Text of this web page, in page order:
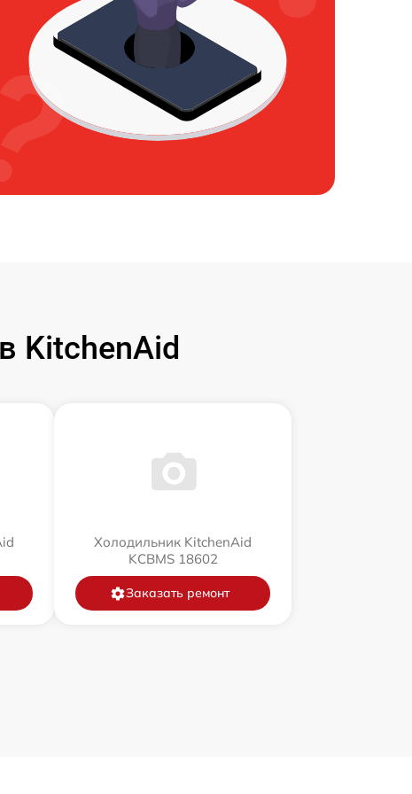
KitchenAid
Холодильник KitchenAid
KCBMS 18602
Заказать ремонт